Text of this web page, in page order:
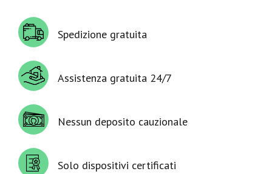
Spedizione gratuita
Assistenza gratuita 24/7
Nessun deposito cauzionale
Solo dispositivi certificati